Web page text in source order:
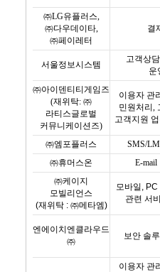
㈜LG유플러스,
㈜다우데이타,
㈜페이레터
결
서울정보시스템
고객상
운
㈜아이덴티티게임즈
(재위탁:㈜
라티스글로벌
커뮤니케이션즈)
이용자 관
민원처리 ,
고객지원
㈜엠포플러스
SMS/
㈜휴머스온
E-mail
㈜케이지
모빌리언스
(재위탁: ㈜메타엠)
모바일 ,
관련 서
엔에이치엔클라우드
㈜
보안 솔
이용자 관